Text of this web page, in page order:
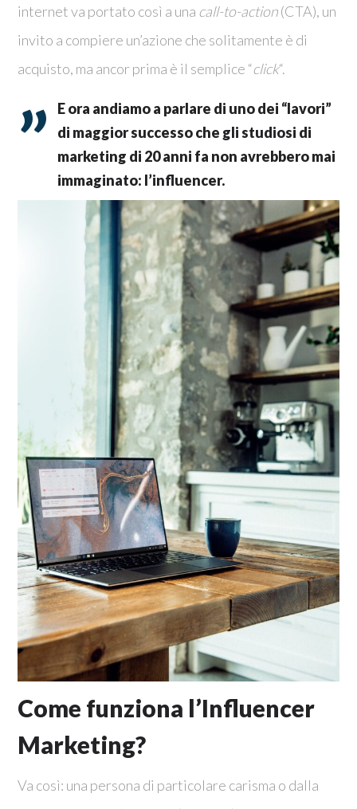
internet va portato così a una call-to-action(CTA), un
invito a compiere un’azione che solitamente è di
acquisto, ma ancor prima è il semplice “click“.
E ora andiamo a parlare di uno dei “lavori”
di maggior successo che gli studiosi di
marketing di 20 anni fa non avrebbero mai
immaginato: l’influencer.
Come funziona l’Influencer
Marketing?
Va così: una persona di particolare carisma o dalla